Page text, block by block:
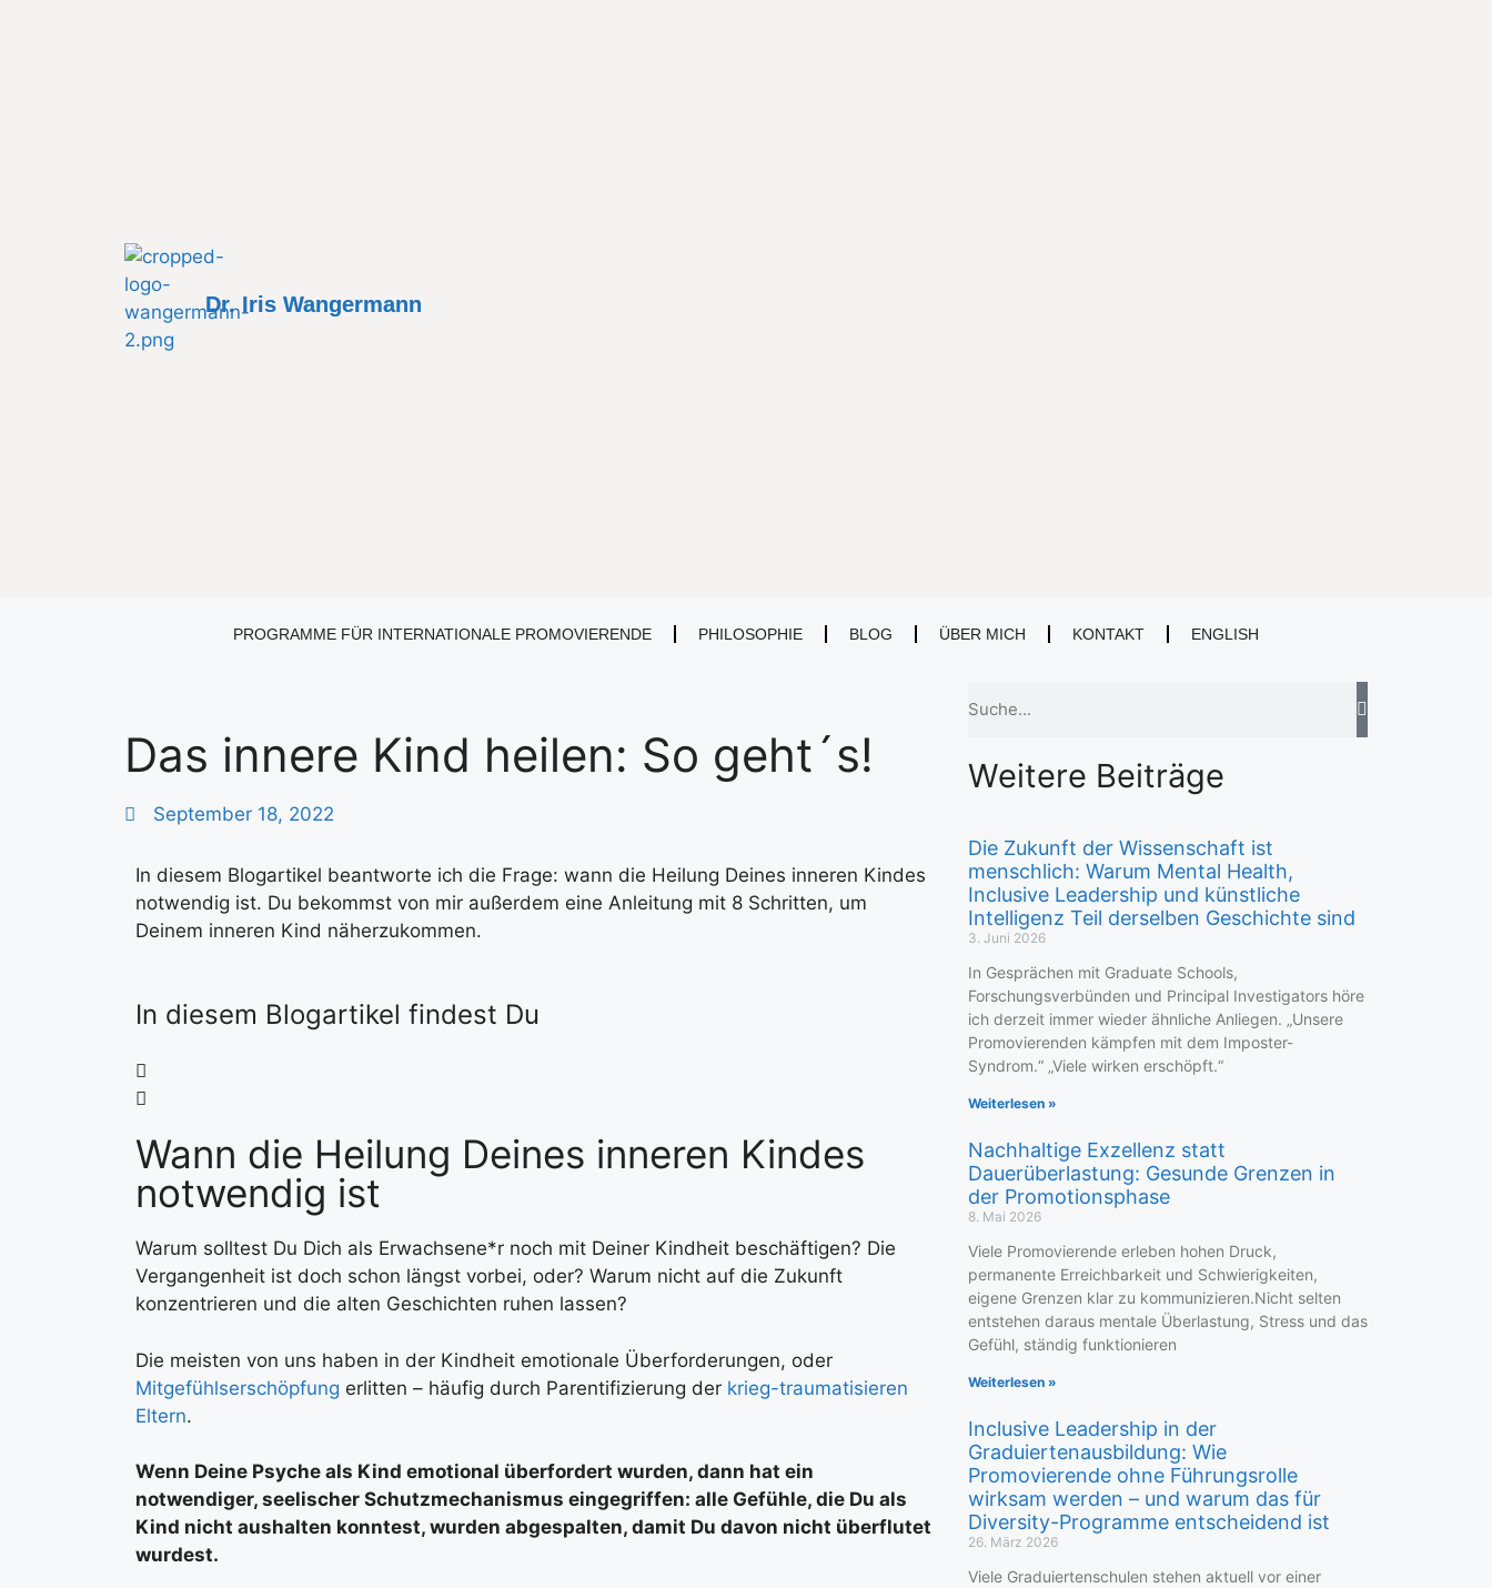
Dr. Iris Wangermann
PROGRAMME FÜR INTERNATIONALE PROMOVIERENDE PHILOSOPHIE BLOG ÜBER MICH KONTAKT ENGLISH
Das innere Kind heilen: So geht´s!
September 18, 2022
In diesem Blogartikel beantworte ich die Frage: wann die Heilung Deines inneren Kindes
notwendig ist. Du bekommst von mir außerdem eine Anleitung mit 8 Schritten, um
Deinem inneren Kind näherzukommen.
In diesem Blogartikel findest Du
Wann die Heilung Deines inneren Kindes
notwendig ist
Warum solltest Du Dich als Erwachsene*r noch mit Deiner Kindheit beschäftigen? Die
Vergangenheit ist doch schon längst vorbei, oder? Warum nicht auf die Zukunft
konzentrieren und die alten Geschichten ruhen lassen?
Die meisten von uns haben in der Kindheit emotionale Überforderungen, oder
Mitgefühlserschöpfung erlitten – häufig durch Parentifizierung der krieg-traumatisieren
Eltern.
Wenn Deine Psyche als Kind emotional überfordert wurden, dann hat ein
notwendiger, seelischer Schutzmechanismus eingegriffen: alle Gefühle, die Du als
Kind nicht aushalten konntest, wurden abgespalten, damit Du davon nicht überflutet
wurdest.
Weitere Beiträge
Die Zukunft der Wissenschaft ist
menschlich: Warum Mental Health,
Inclusive Leadership und künstliche
Intelligenz Teil derselben Geschichte sind
3. Juni 2026
In Gesprächen mit Graduate Schools,
Forschungsverbünden und Principal Investigators höre
ich derzeit immer wieder ähnliche Anliegen. „Unsere
Promovierenden kämpfen mit dem Imposter-
Syndrom.“ „Viele wirken erschöpft.“
Weiterlesen »
Nachhaltige Exzellenz statt
Dauerüberlastung: Gesunde Grenzen in
der Promotionsphase
8. Mai 2026
Viele Promovierende erleben hohen Druck,
permanente Erreichbarkeit und Schwierigkeiten,
eigene Grenzen klar zu kommunizieren.Nicht selten
entstehen daraus mentale Überlastung, Stress und das
Gefühl, ständig funktionieren
Weiterlesen »
Inclusive Leadership in der
Graduiertenausbildung: Wie
Promovierende ohne Führungsrolle
wirksam werden – und warum das für
Diversity-Programme entscheidend ist
26. März 2026
Viele Graduiertenschulen stehen aktuell vor einer